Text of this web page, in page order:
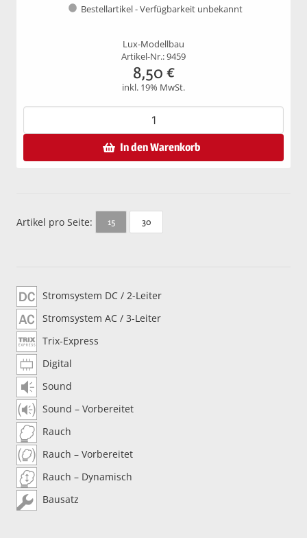
Bestellartikel - Verfügbarkeit unbekannt
Lux-Modellbau
Artikel-Nr.: 9459
8,50 €
inkl. 19% MwSt.
In den Warenkorb
Artikel pro Seite: 15 30
Stromsystem DC / 2-Leiter
Stromsystem AC / 3-Leiter
Trix-Express
Digital
Sound
Sound – Vorbereitet
Rauch
Rauch – Vorbereitet
Rauch – Dynamisch
Bausatz